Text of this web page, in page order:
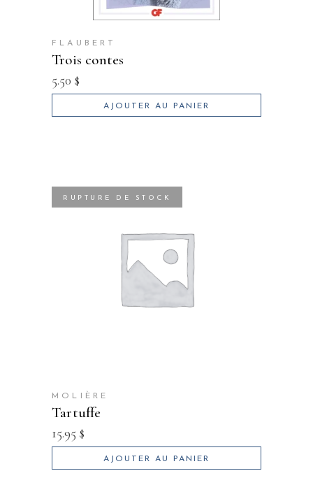
FLAUBERT
trois contes
5.50 $
AJOUTER AU PANIER
RUPTURE DE STOCK
MOLIÈRE
tartuffe
15.95 $
AJOUTER AU PANIER